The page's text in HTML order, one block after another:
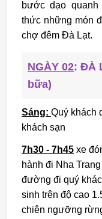
bước dạo
thức những món
chợ đêm Đà Lạt.
NGÀY 02: ĐÀ
bữa)
Sáng: Quý khách
khách sạn
7h30 - 7h45 xe
hành đi Nha
đường đi quý
sinh trên độ cao
chiên ngưỡng